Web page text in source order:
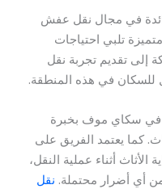
في مجال نقل عفش
تلبي احتياجات
إلى تقديم تجربة نقل
للسكان في هذه المنطقة.
في سكاي موف بخبرة
كما يعتمد الفريق على
أثناء عملية النقل،
أي أضرار محتملة. نقل